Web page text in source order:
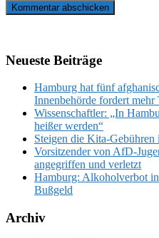
Neueste Beiträge
Hamburg hat fünf
Innenbehörde fordert mehr
Wissenschaftler: „In
heißer werden“
Steigen die Kita-Gebühren
Vorsitzender von AfD-
angegriffen und verletzt
Hamburg: Alkoholverbot
Bußgeld
Archiv